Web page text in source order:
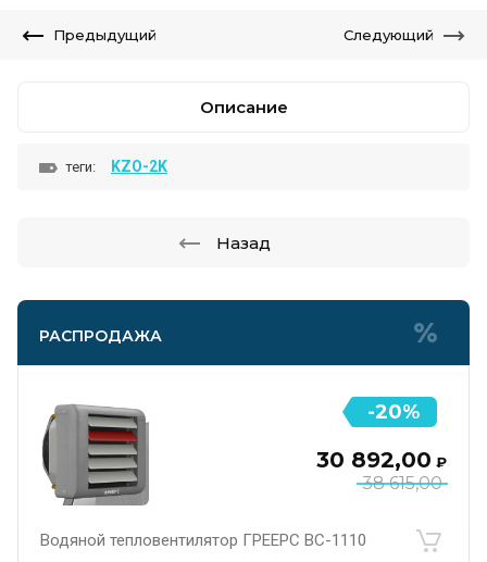
РАСПРОДАЖА
38 615,00
30 892,00 ₽
Водяной тепловентилятор ГРЕЕРС ВС-1110
-20%
Предыдущий Следующий
Описание
теги: KZO-2K
Назад